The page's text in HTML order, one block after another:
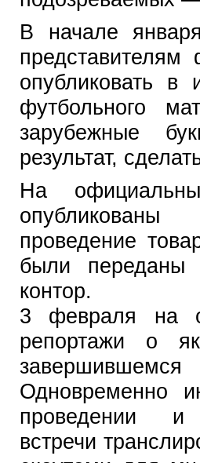
В начале
опубликовать в
футбольного
зарубежные
результат,
На
проведение
были переданы
контор.
3 февраля на
репортажи о
Одновременно
проведении и
встречи